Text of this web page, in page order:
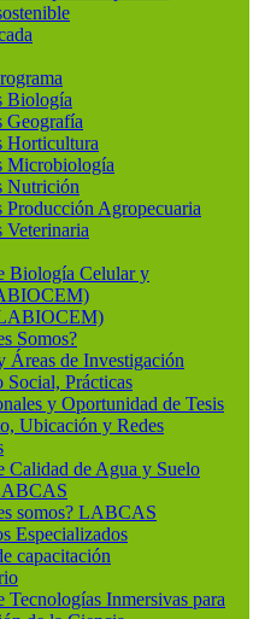
Biología
Geografía
Horticultura
Microbiología
Nutrición
Producción Agropecuaria
Veterinaria
Biología Celular y
Somos?
Áreas de Investigación
Social, Prácticas
y Oportunidad de Tesis
Ubicación y Redes
Calidad de Agua y Suelo
somos? LABCAS
Especializados
capacitación
Tecnologías Inmersivas para